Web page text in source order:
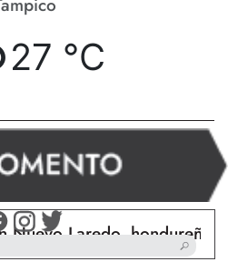
27 °C
Laredo, hondureño muere